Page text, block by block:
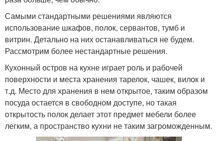
Самыми стандартными решениями являются
использование шкафов, полок, сервантов, тумб и
витрин. Детально на них останавливаться не будем.
Рассмотрим более нестандартные решения.
Кухонный остров на кухне играет роль и рабочей
поверхности и места хранения тарелок, чашек, вилок и
т.д. Место для хранения в нем открытое, таким образом
посуда остается в свободном доступе, но такая
открытость полок делает этот предмет мебели более
легким, а пространство кухни не таким загроможденным.